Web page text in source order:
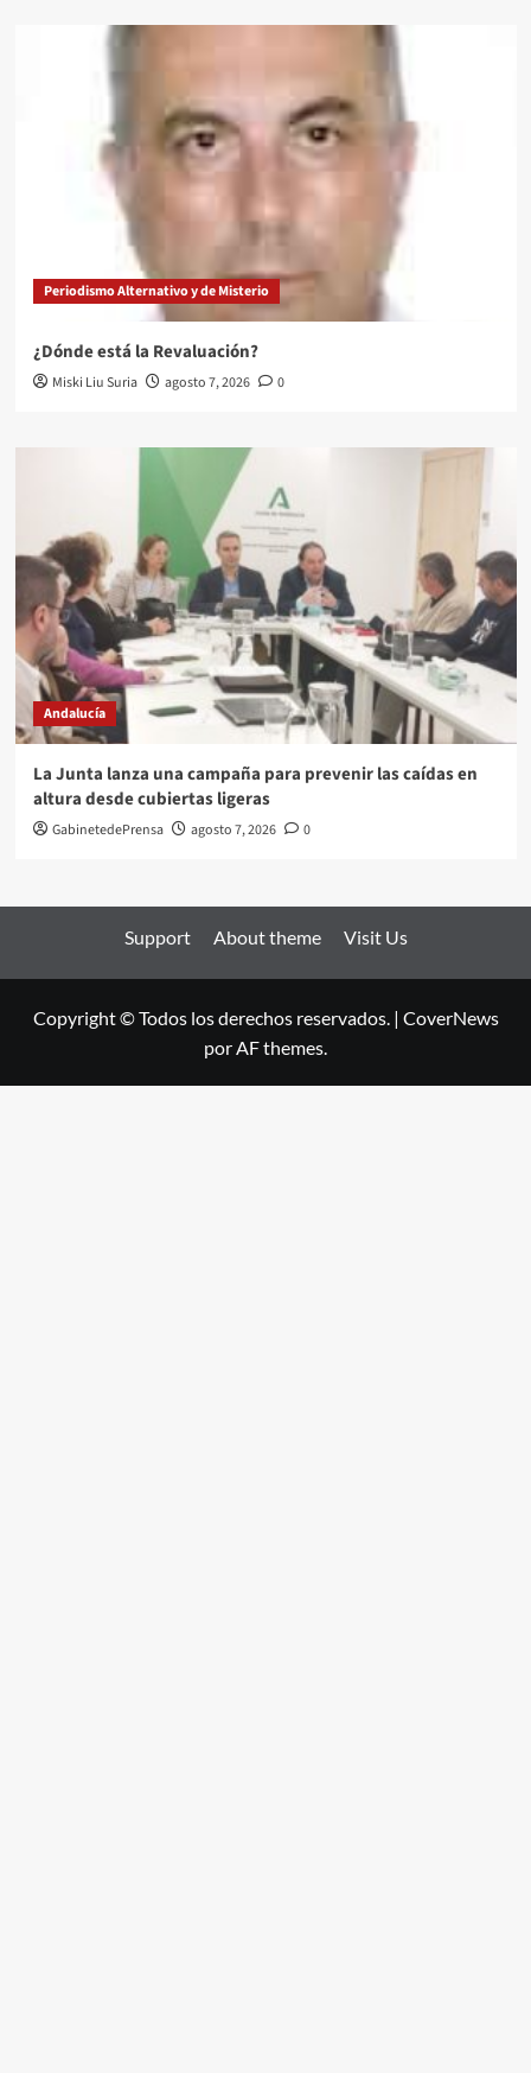
Periodismo Alternativo y de Misterio
¿Dónde está la Revaluación?
Miski Liu Suria agosto 7, 2026 0
Andalucía
La Junta lanza una campaña para prevenir las caídas en
altura desde cubiertas ligeras
GabinetedePrensa agosto 7, 2026 0
Support About theme Visit Us
Copyright © Todos los derechos reservados. | CoverNews
por AF themes.